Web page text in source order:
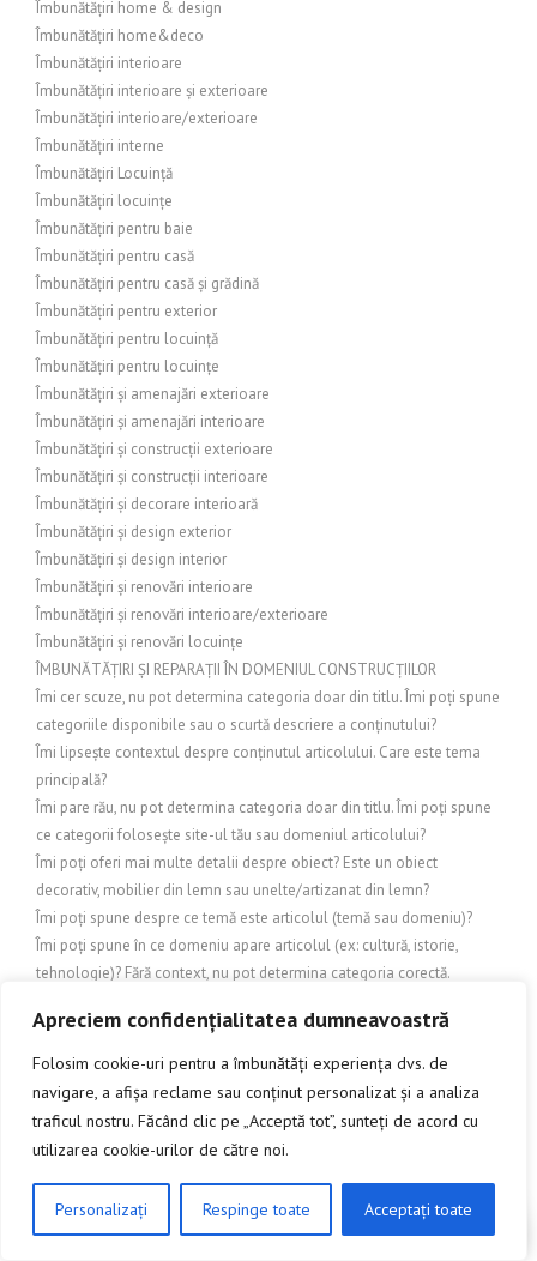
Apreciem confidențialitatea dumneavoastră
Folosim cookie-uri pentru a îmbunătăți experiența dvs. de
navigare, a afișa reclame sau conținut personalizat și a analiza
traficul nostru. Făcând clic pe „Acceptă tot”, sunteți de acord cu
utilizarea cookie-urilor de către noi.
Personalizați Respinge toate Acceptați toate
Îmbunătățiri home & design
Îmbunătățiri home&deco
Îmbunătățiri interioare
Îmbunătățiri interioare și exterioare
Îmbunătățiri interioare/exterioare
Îmbunătățiri interne
Îmbunătățiri Locuință
Îmbunătățiri locuințe
Îmbunătățiri pentru baie
Îmbunătățiri pentru casă
Îmbunătățiri pentru casă și grădină
Îmbunătățiri pentru exterior
Îmbunătățiri pentru locuință
Îmbunătățiri pentru locuințe
Îmbunătățiri și amenajări exterioare
Îmbunătățiri și amenajări interioare
Îmbunătățiri și construcții exterioare
Îmbunătățiri și construcții interioare
Îmbunătățiri și decorare interioară
Îmbunătățiri și design exterior
Îmbunătățiri și design interior
Îmbunătățiri și renovări interioare
Îmbunătățiri și renovări interioare/exterioare
Îmbunătățiri și renovări locuințe
ÎMBUNĂTĂȚIRI ȘI REPARAȚII ÎN DOMENIUL CONSTRUCȚIILOR
Îmi cer scuze, nu pot determina categoria doar din titlu. Îmi poți spune
categoriile disponibile sau o scurtă descriere a conținutului?
Îmi lipsește contextul despre conținutul articolului. Care este tema
principală?
Îmi pare rău, nu pot determina categoria doar din titlu. Îmi poți spune
ce categorii folosește site-ul tău sau domeniul articolului?
Îmi poți oferi mai multe detalii despre obiect? Este un obiect
decorativ, mobilier din lemn sau unelte/artizanat din lemn?
Îmi poți spune despre ce temă este articolul (temă sau domeniu)?
Îmi poți spune în ce domeniu apare articolul (ex: cultură, istorie,
tehnologie)? Fără context, nu pot determina categoria corectă.
este sistemul tău de categorii (de ex. Turism, Arhitectură/Design,
Cultură, Știri, Business etc.)?
Îmi trebuie nișa (tema) articolului pentru a stabili categoria.
IMOBILIARE
Inchideri terase
CLICK AICI PENTRU A DISCUTA